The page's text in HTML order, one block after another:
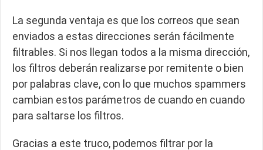
La segunda ventaja es que los correos que sean
enviados a estas direcciones serán fácilmente
filtrables. Si nos llegan todos a la misma dirección,
los filtros deberán realizarse por remitente o bien
por palabras clave, con lo que muchos spammers
cambian estos parámetros de cuando en cuando
para saltarse los filtros.
Gracias a este truco, podemos filtrar por la